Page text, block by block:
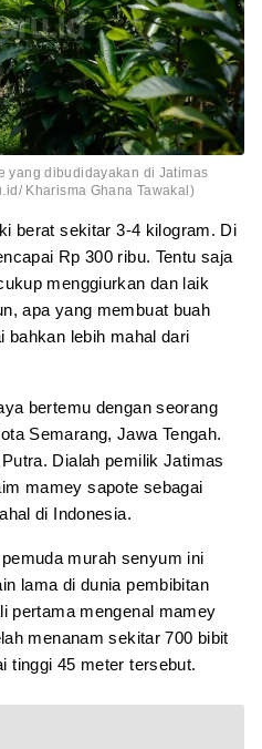
yang dibudidayakan di Jatimas
Kharisma Ghana Tawakal)
berat sekitar 3-4 kilogram. Di
Rp 300 ribu. Tentu saja
menggiurkan dan laik
apa yang membuat buah
bahkan lebih mahal dari
bertemu dengan seorang
Semarang, Jawa Tengah.
Dialah pemilik Jatimas
mamey sapote sebagai
di Indonesia.
murah senyum ini
lama di dunia pembibitan
pertama mengenal mamey
menanam sekitar 700 bibit
tinggi 45 meter tersebut.